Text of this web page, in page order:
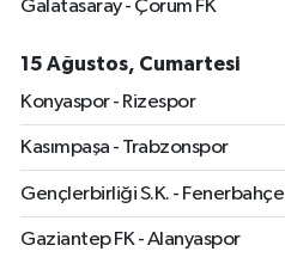
Galatasaray - Çorum FK
15 Ağustos, Cumartesi
Konyaspor - Rizespor
Kasımpaşa - Trabzonspor
Gençlerbirliği S.K. - Fenerbahçe
Gaziantep FK - Alanyaspor